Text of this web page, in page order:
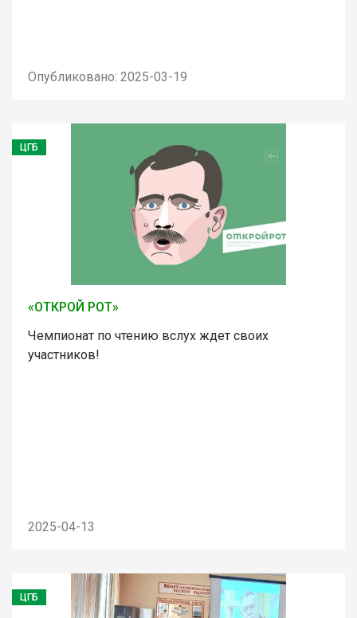
Опубликовано: 2025-03-19
ЦГБ
«ОТКРОЙ РОТ»
Чемпионат по чтению вслух ждет своих
участников!
2025-04-13
ЦГБ